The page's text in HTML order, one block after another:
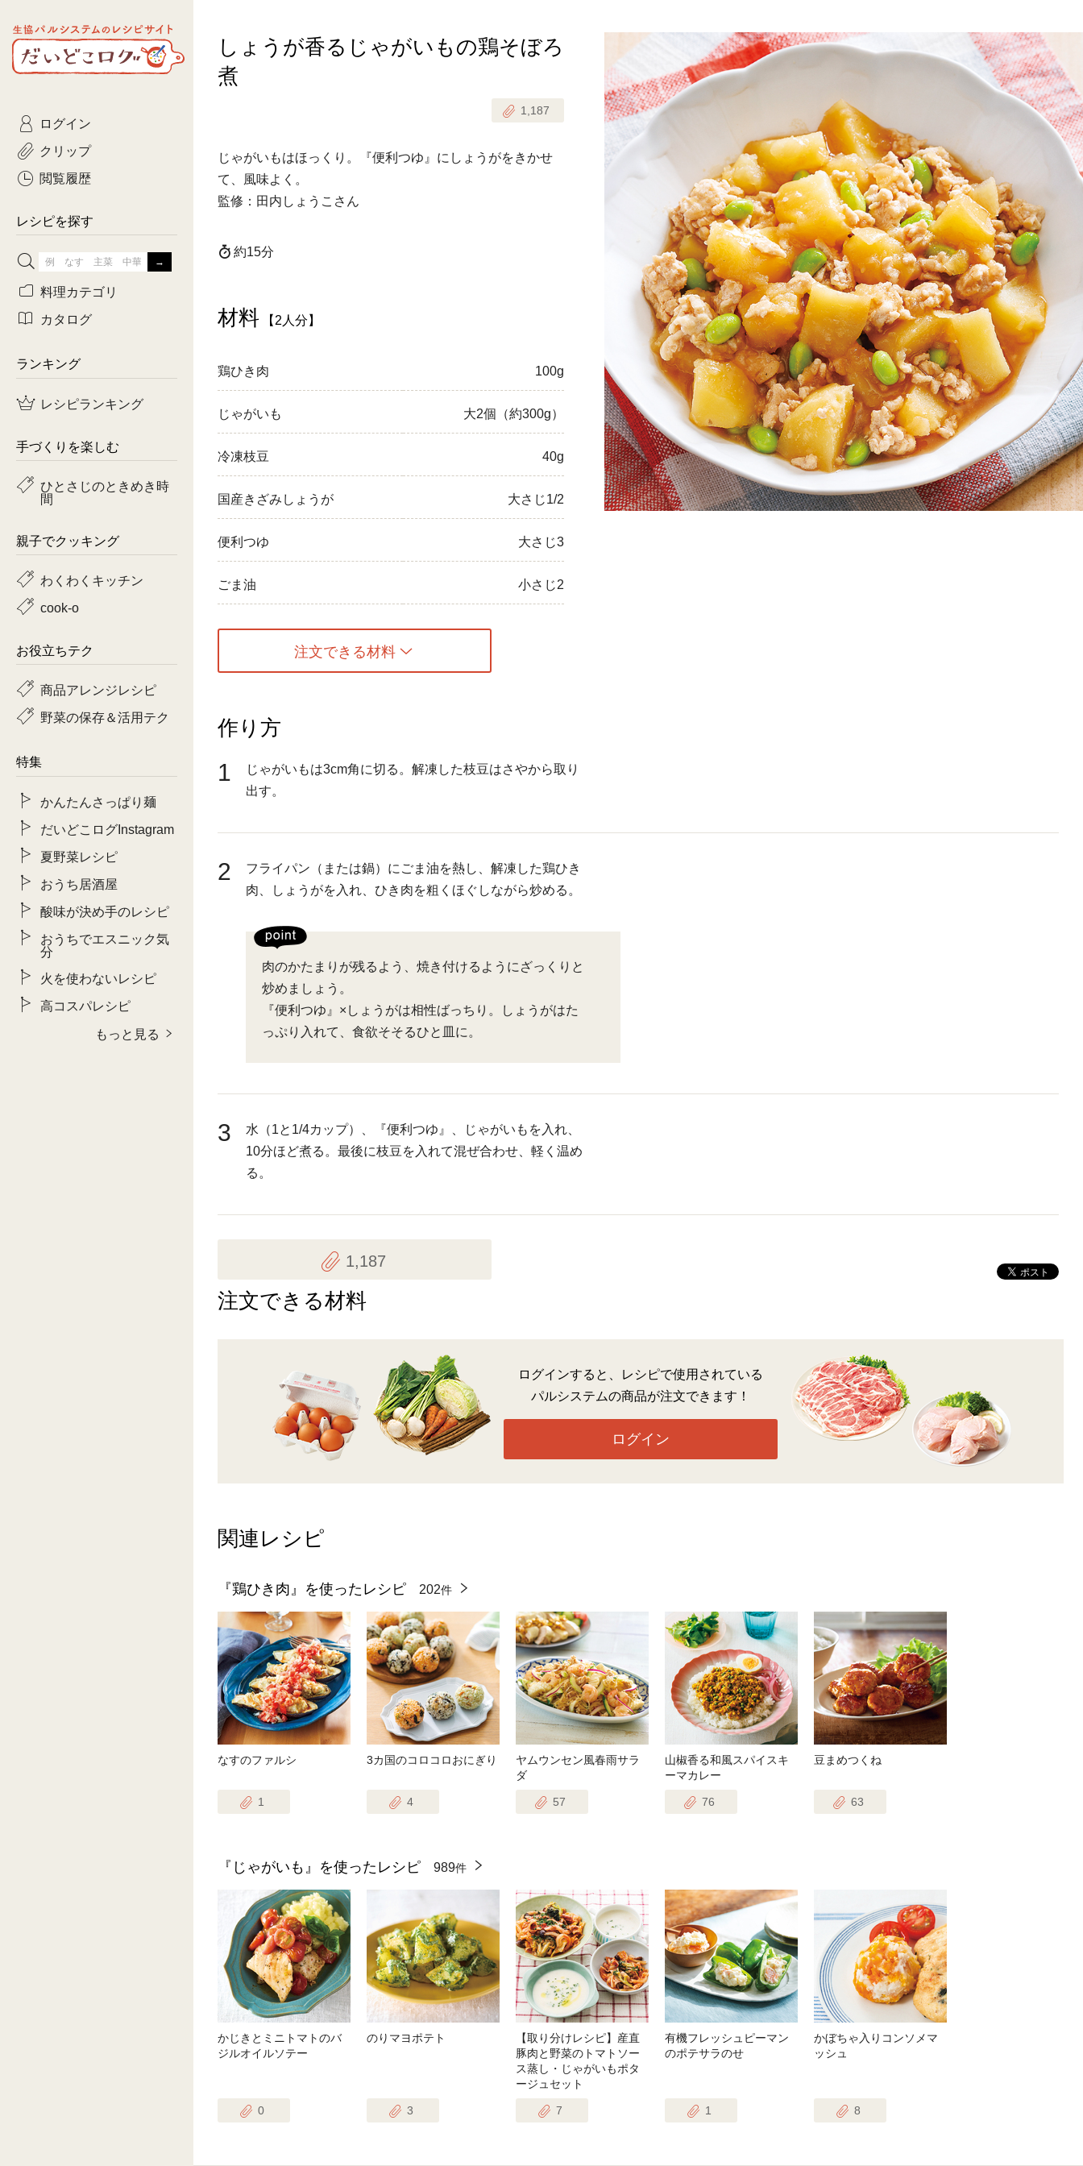
生協パルシステムのレシピ
サイト
だいどこログ
しょうが香るじゃがいもの鶏そぼろ
煮
1,187
じゃがいもはほっくり。『便利つゆ』にしょうがをきかせ
て、風味よく。
監修：田内しょうこさん
約15分
材料 【2人分】
鶏ひき肉 100g
じゃがいも 大2個（約300g）
冷凍枝豆 40g
国産きざみしょうが 大さじ1/2
便利つゆ 大さじ3
ごま油 小さじ2
注文できる材料
作り方
1
じゃがいもは3cm角に切る。解凍した枝豆はさやから取り
出す。
2
フライパン（または鍋）にごま油を熱し、解凍した鶏ひき
肉、しょうがを入れ、ひき肉を粗くほぐしながら炒める。
肉のかたまりが残るよう、焼き付けるようにざっくりと
炒めましょう。
『便利つゆ』×しょうがは相性ばっちり。しょうがはた
っぷり入れて、食欲そそるひと皿に。
3
水（1と1/4カップ）、『便利つゆ』、じゃがいもを入れ、
10分ほど煮る。最後に枝豆を入れて混ぜ合わせ、軽く温め
る。
1,187
注文できる材料
ログインすると、レシピで使用されている
パルシステムの商品が注文できます！
ログイン
関連レシピ
『鶏ひき肉』を使ったレシピ 202件
なすのファルシ
1
3カ国のコロコロおにぎり
4
ヤムウンセン風春雨サラ
ダ
57
山椒香る和風スパイスキ
ーマカレー
76
豆まめつくね
63
『じゃがいも』を使ったレシピ 989件
かじきとミニトマトのバ
ジルオイルソテー
0
のりマヨポテト
3
【取り分けレシピ】産直
豚肉と野菜のトマトソー
ス蒸し・じゃがいもポタ
ージュセット
7
有機フレッシュピーマン
のポテサラのせ
1
かぼちゃ入りコンソメマ
ッシュ
8
ログイン
クリップ
閲覧履歴
レシピを探す
ひとさじのときめき時間
3日分ごはんセット（2人分）
3日分ごはんセット（3人分）
有賀薫さんのスープ
鶏肉 ひき肉
アスパラガス
トマト
料理カテゴリ
主菜 副菜
おつまみ おやつ・デザート
カタログ
コトコト
ぷれーんぺいじ
ランキング
レシピランキング
手づくりを楽しむ
ひとさじのときめき時
間
親子でクッキング
わくわくキッチン
cook-o
お役立ちテク
商品アレンジレシピ
野菜の保存＆活用テク
特集
かんたんさっぱり麺
だいどこログInstagram
夏野菜レシピ
おうち居酒屋
酸味が決め手のレシピ
おうちでエスニック気
分
火を使わないレシピ
高コスパレシピ
もっと見る